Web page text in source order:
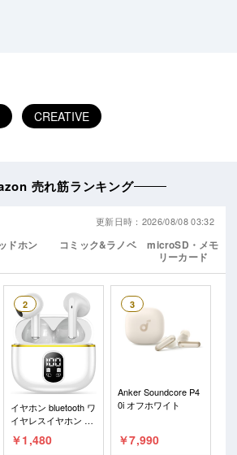
CREATIVE